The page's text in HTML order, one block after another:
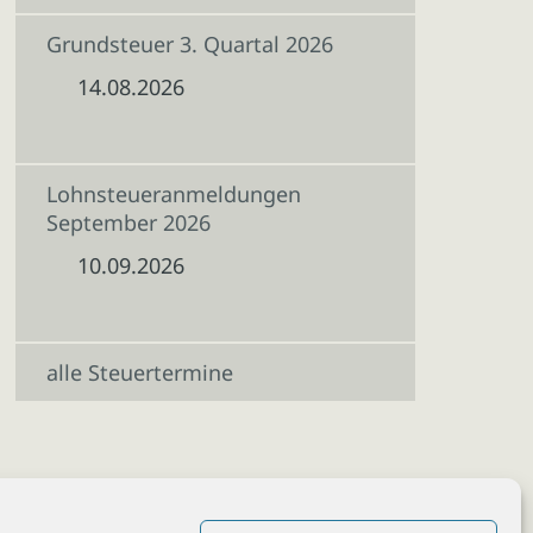
Grundsteuer 3. Quartal 2026
14.08.2026
Lohnsteueranmeldungen
September 2026
10.09.2026
alle Steuertermine